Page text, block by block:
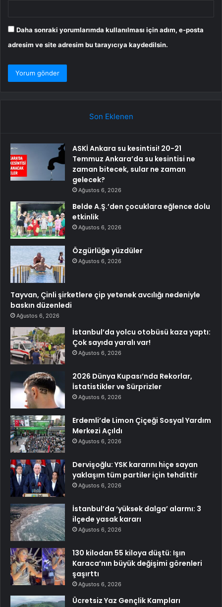
Daha sonraki yorumlarımda kullanılması için adım, e-posta
adresim ve site adresim bu tarayıcıya kaydedilsin.
Son Eklenen
ASKİ Ankara su kesintisi! 20-21
Temmuz Ankara’da su kesintisi ne
zaman bitecek, sular ne zaman
gelecek?
Ağustos 6, 2026
Belde A.Ş.’den çocuklara eğlence dolu
etkinlik
Ağustos 6, 2026
Özgürlüğe yüzdüler
Ağustos 6, 2026
Tayvan, Çinli şirketlere çip yetenek avcılığı nedeniyle
baskın düzenledi
Ağustos 6, 2026
İstanbul’da yolcu otobüsü kaza yaptı:
Çok sayıda yaralı var!
Ağustos 6, 2026
2026 Dünya Kupası’nda Rekorlar,
İstatistikler ve Sürprizler
Ağustos 6, 2026
Erdemli’de Limon Çiçeği Sosyal Yardım
Merkezi Açıldı
Ağustos 6, 2026
Dervişoğlu: YSK kararını hiçe sayan
yaklaşım tüm partiler için tehdittir
Ağustos 6, 2026
İstanbul’da ‘yüksek dalga’ alarmı: 3
ilçede yasak kararı
Ağustos 6, 2026
130 kilodan 55 kiloya düştü: Işın
Karaca’nın büyük değişimi görenleri
şaşırttı
Ağustos 6, 2026
Ücretsiz Yaz Gençlik Kampları